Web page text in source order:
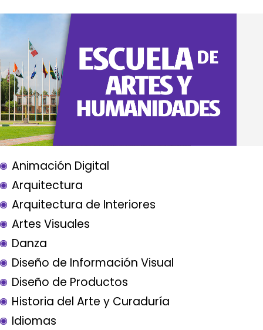
Animación Digital
Arquitectura
Arquitectura de Interiores
Artes Visuales
Danza
Diseño de Información Visual
Diseño de Productos
Historia del Arte y Curaduría
Idiomas